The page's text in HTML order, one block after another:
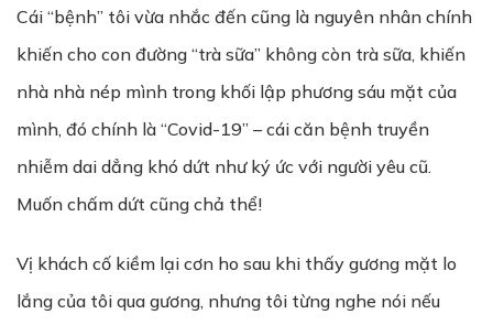
Cái “bệnh” tôi vừa nhắc đến cũng là nguyên nhân chính
khiến cho con đường “trà sữa” không còn trà sữa, khiến
nhà nhà nép mình trong khối lập phương sáu mặt của
mình, đó chính là “Covid-19” – cái căn bệnh truyền
nhiễm dai dẳng khó dứt như ký ức với người yêu cũ.
Muốn chấm dứt cũng chả thể!
Vị khách cố kiềm lại cơn ho sau khi thấy gương mặt lo
lắng của tôi qua gương, nhưng tôi từng nghe nói nếu